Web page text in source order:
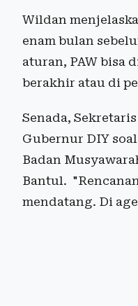
Wildan
enam bulan
aturan, PAW bisa
berakhir atau di
Senada,
Gubernur DIY
Badan
Bantul.
mendatang. Di